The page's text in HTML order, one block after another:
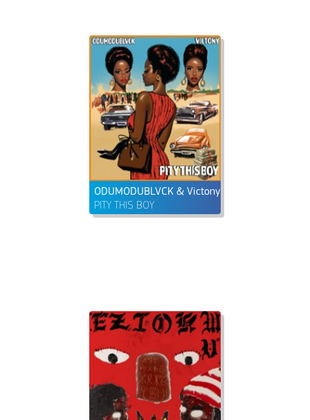
ODUMODUBLVCK & Victony
PITY THIS BOY